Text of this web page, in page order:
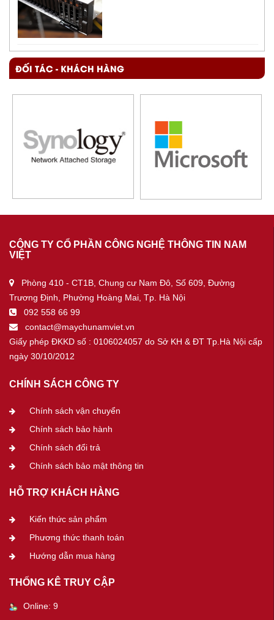
ĐỐI TÁC - KHÁCH HÀNG
CÔNG TY CỔ PHẦN CÔNG NGHỆ THÔNG TIN NAM
VIỆT
Phòng 410 - CT1B, Chung cư Nam Đô, Số 609, Đường
Trương Định, Phường Hoàng Mai, Tp. Hà Nội
092 558 66 99
contact@maychunamviet.vn
Giấy phép ĐKKD số : 0106024057 do Sở KH & ĐT Tp.Hà Nội cấp
ngày 30/10/2012
CHÍNH SÁCH CÔNG TY
Chính sách vận chuyển
Chính sách bảo hành
Chính sách đổi trả
Chính sách bảo mật thông tin
HỖ TRỢ KHÁCH HÀNG
Kiến thức sản phẩm
Phương thức thanh toán
Hướng dẫn mua hàng
THỐNG KÊ TRUY CẬP
Online: 9